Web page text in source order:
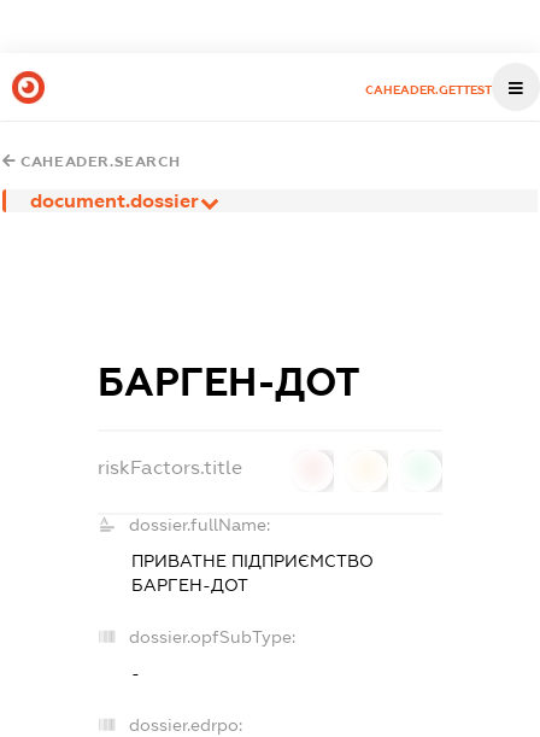
CAHEADER.GETTEST
CAHEADER.SEARCH
document.dossier
БАРГЕН-ДОТ
riskFactors.title
dossier.fullName:
ПРИВАТНЕ ПІДПРИЄМСТВО
БАРГЕН-ДОТ
dossier.opfSubType:
-
dossier.edrpo: